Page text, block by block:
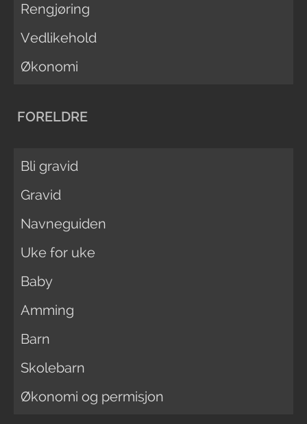
Rengjøring
Vedlikehold
Økonomi
FORELDRE
Bli gravid
Gravid
Navneguiden
Uke for uke
Baby
Amming
Barn
Skolebarn
Økonomi og permisjon